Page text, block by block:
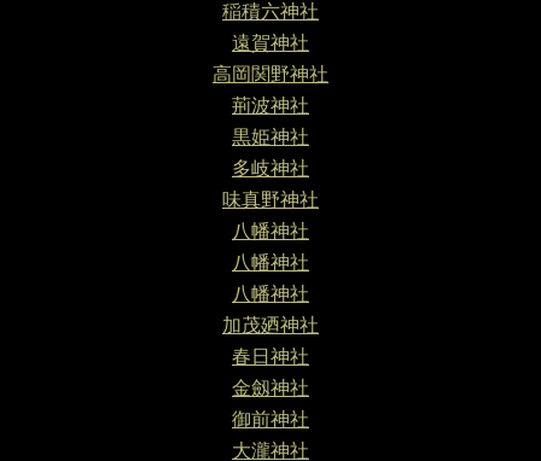
稲積六神社
遠賀神社
高岡関野神社
荊波神社
黒姫神社
多岐神社
味真野神社
八幡神社
八幡神社
八幡神社
加茂廼神社
春日神社
金劔神社
御前神社
大瀧神社